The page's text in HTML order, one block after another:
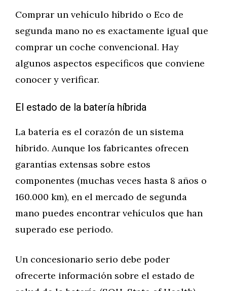
Comprar un vehículo híbrido o Eco de
segunda mano no es exactamente igual que
comprar un coche convencional. Hay
algunos aspectos específicos que conviene
conocer y verificar.
El estado de la batería híbrida
La batería es el corazón de un sistema
híbrido. Aunque los fabricantes ofrecen
garantías extensas sobre estos
componentes (muchas veces hasta 8 años o
160.000 km), en el mercado de segunda
mano puedes encontrar vehículos que han
superado ese periodo.
Un concesionario serio debe poder
ofrecerte información sobre el estado de